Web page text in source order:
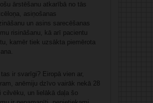
ārstēšanu atkarībā no tās
asiņošanas
un asins sarecēšanas
risināšanu, kā arī pacientu
kamēr tiek uzsākta piemērota
tas ir svarīgi? Eiropā vien ar,
anēmiju dzīvo vairāk nekā 28
cilvēku, un lielākā daļa šo